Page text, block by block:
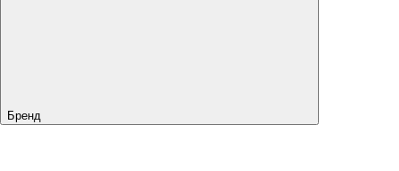
Бренд